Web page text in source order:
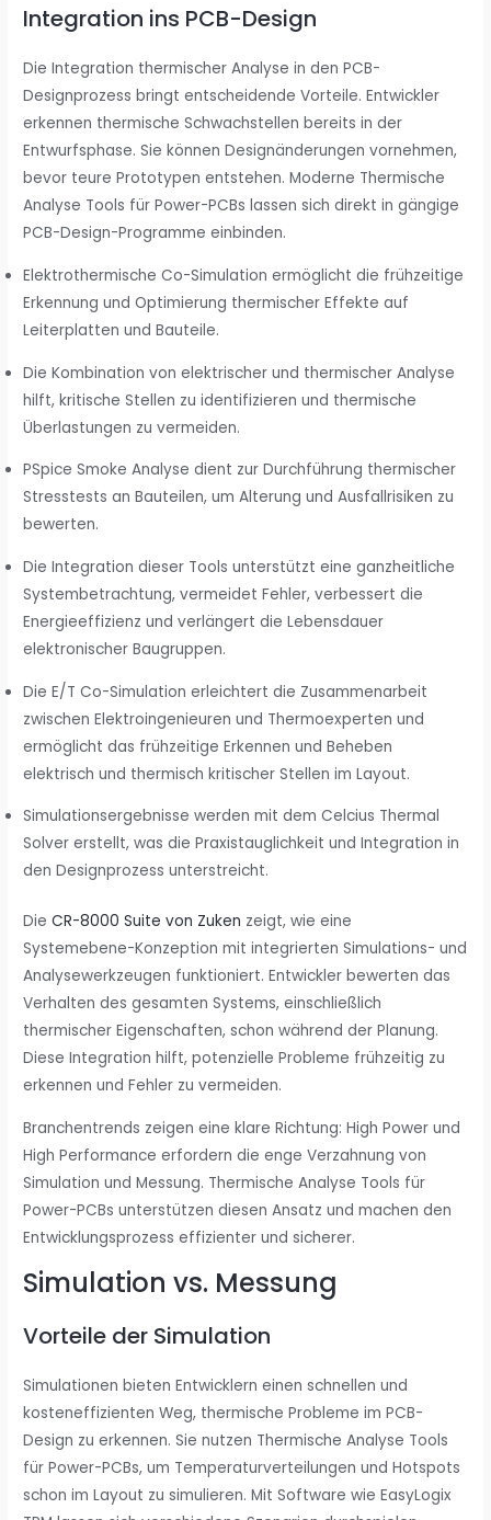
Integration ins PCB-Design
Die Integration thermischer Analyse in den PCB-
Designprozess bringt entscheidende Vorteile. Entwickler
erkennen thermische Schwachstellen bereits in der
Entwurfsphase. Sie können Designänderungen vornehmen,
bevor teure Prototypen entstehen. Moderne Thermische
Analyse Tools für Power-PCBs lassen sich direkt in gängige
PCB-Design-Programme einbinden.
Elektrothermische Co-Simulation ermöglicht die frühzeitige
Erkennung und Optimierung thermischer Effekte auf
Leiterplatten und Bauteile.
Die Kombination von elektrischer und thermischer Analyse
hilft, kritische Stellen zu identifizieren und thermische
Überlastungen zu vermeiden.
PSpice Smoke Analyse dient zur Durchführung thermischer
Stresstests an Bauteilen, um Alterung und Ausfallrisiken zu
bewerten.
Die Integration dieser Tools unterstützt eine ganzheitliche
Systembetrachtung, vermeidet Fehler, verbessert die
Energieeffizienz und verlängert die Lebensdauer
elektronischer Baugruppen.
Die E/T Co-Simulation erleichtert die Zusammenarbeit
zwischen Elektroingenieuren und Thermoexperten und
ermöglicht das frühzeitige Erkennen und Beheben
elektrisch und thermisch kritischer Stellen im Layout.
Simulationsergebnisse werden mit dem Celcius Thermal
Solver erstellt, was die Praxistauglichkeit und Integration in
den Designprozess unterstreicht.
DieCR-8000 Suite von Zuken zeigt, wie eine
Systemebene-Konzeption mit integrierten Simulations- und
Analysewerkzeugen funktioniert. Entwickler bewerten das
Verhalten des gesamten Systems, einschließlich
thermischer Eigenschaften, schon während der Planung.
Diese Integration hilft, potenzielle Probleme frühzeitig zu
erkennen und Fehler zu vermeiden.
Branchentrends zeigen eine klare Richtung: High Power und
High Performance erfordern die enge Verzahnung von
Simulation und Messung. Thermische Analyse Tools für
Power-PCBs unterstützen diesen Ansatz und machen den
Entwicklungsprozess effizienter und sicherer.
Simulation vs. Messung
Vorteile der Simulation
Simulationen bieten Entwicklern einen schnellen und
kosteneffizienten Weg, thermische Probleme im PCB-
Design zu erkennen. Sie nutzen Thermische Analyse Tools
für Power-PCBs, um Temperaturverteilungen und Hotspots
schon im Layout zu simulieren. Mit Software wie EasyLogix